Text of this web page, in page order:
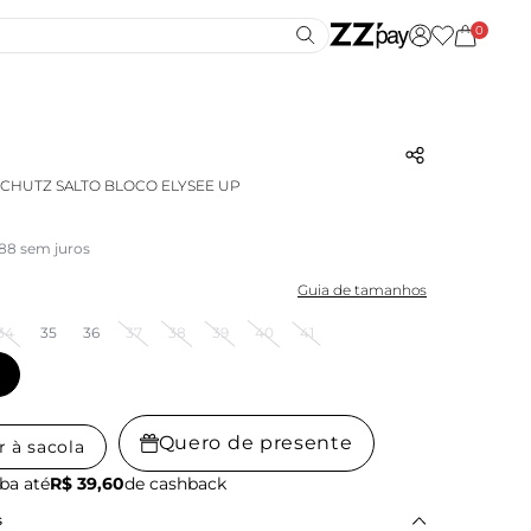
0
SALTO BLOCO ELYSEE UP
sem juros
Guia de tamanhos
35 36 37 38 39 40 41
à sacola Quero de presente
atéR$ 39,60de cashback